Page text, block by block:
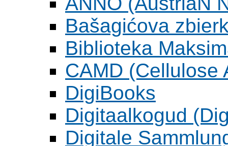
Bašagićova
Biblioteka
CAMD (Cellulose
DigiBooks
Digitaalkogud
Digitale